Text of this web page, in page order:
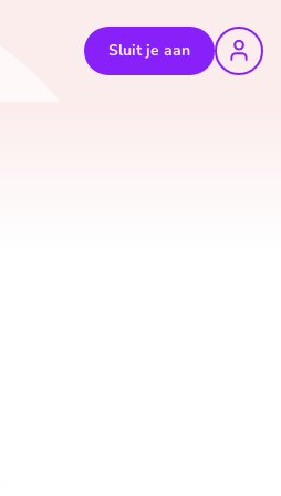
Sluit je aan